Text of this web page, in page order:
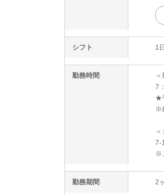
シフト 1
勤務時間
7
★
※
7-
※
勤務期間 2